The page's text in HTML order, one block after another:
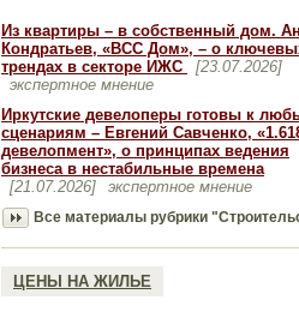
Из квартиры – в собственный дом.
Кондратьев, «ВСС Дом», – о
трендах в секторе ИЖС
[23.07.2026]
экспертное мнение
Иркутские девелоперы готовы к
сценариям – Евгений Савченко,
девелопмент», о принципах ведения
бизнеса в нестабильные времена
[21.07.2026]
экспертное мнение
Все материалы рубрики
ЦЕНЫ НА ЖИЛЬЕ